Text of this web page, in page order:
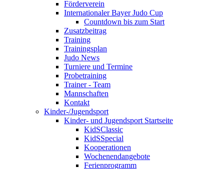
Förderverein
Internationaler Bayer Judo Cup
Countdown bis zum Start
Zusatzbeitrag
Training
Trainingsplan
Judo News
Turniere und Termine
Probetraining
Trainer - Team
Mannschaften
Kontakt
Kinder-/Jugendsport
Kinder- und Jugendsport Startseite
KidSClassic
KidSSpecial
Kooperationen
Wochenendangebote
Ferienprogramm